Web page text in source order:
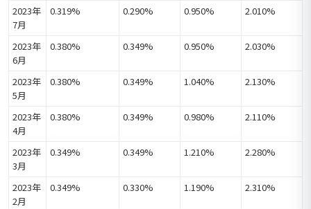
2023年
7月
0.319% 0.290% 0.950% 2.010%
2023年
6月
0.380% 0.349% 0.950% 2.030%
2023年
5月
0.380% 0.349% 1.040% 2.130%
2023年
4月
0.380% 0.349% 0.980% 2.110%
2023年
3月
0.349% 0.349% 1.210% 2.280%
2023年
2月
0.349% 0.330% 1.190% 2.310%